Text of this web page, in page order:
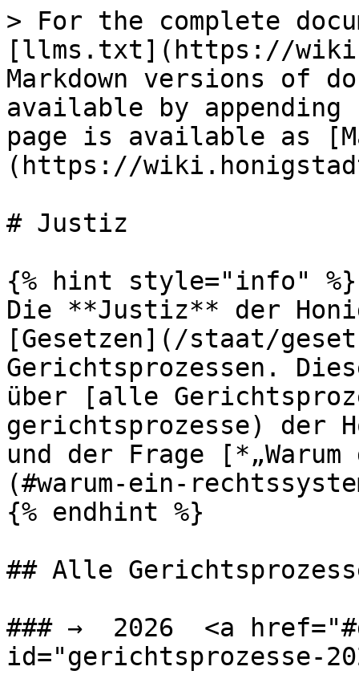
> For the complete
[llms.txt](https://
Markdown versions of
available by
page is available as
(https://
# Justiz
{% hint style="info" %}
Die **Justiz** der
[Gesetzen](/staat/
Gerichtsprozessen.
über [alle
gerichtsprozesse) der
und der Frage
(#warum-ein-
{% endhint %}
## Alle
### →  2026  <a
id="gerichtsprozesse-